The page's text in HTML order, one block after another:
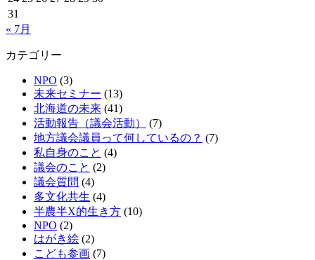
31
« 7月
カテゴリー
NPO (3)
未来セミナー (13)
北海道の未来 (41)
活動報告（議会活動）
(7)
地方議会議員って何しているの？ (7)
私自身のこと (4)
議会のこと (2)
議会質問 (4)
多文化共生 (4)
半農半X的生き方 (10)
NPO (2)
はがき絵 (2)
こども参画 (7)